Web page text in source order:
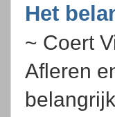
Het
~ Coert
Afleren